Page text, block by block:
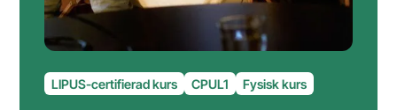
LIPUS-certifierad kurs CPUL1 Fysisk kurs